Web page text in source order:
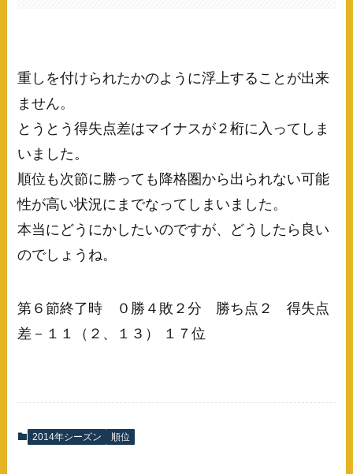
重しを付けられたかのように浮上することが出来
ません。
とうとう得失点差はマイナスが２桁に入ってしま
いました。
順位も次節に勝っても降格圏から出られない可能
性が高い状況にまでなってしまいました。
本当にどうにかしたいのですが、どうしたら良い
のでしょうね。
第６節終了時 ０勝４敗２分 勝ち点２ 得失点
差－１１（２、１３） １７位
2014年シーズン 順位